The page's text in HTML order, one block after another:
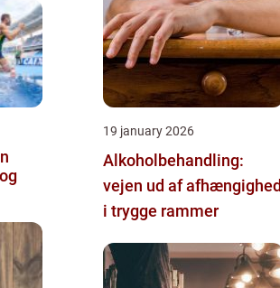
19 january 2026
Alkoholbehandling:
vejen ud af afhængighed
i trygge rammer